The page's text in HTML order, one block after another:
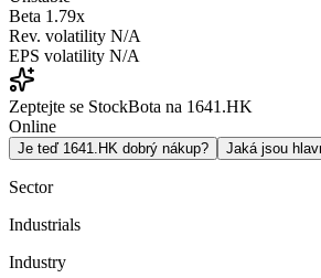
Beta 1.79x
Rev. volatility N/A
EPS volatility N/A
Zeptejte se StockBota na 1641.HK
Online
Je teď 1641.HK dobrý nákup? Jaká jsou
Sector
Industrials
Industry